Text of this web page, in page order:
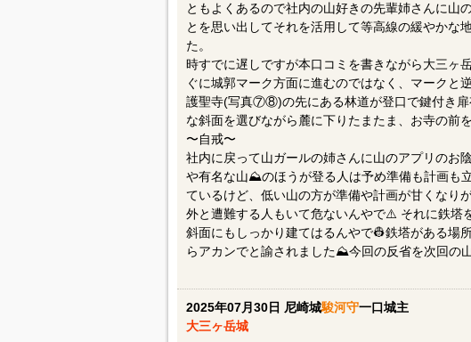
ともよくあるので社内の山好きの先輩姉さんに山
とを思い出してそれを活用して等高線の緩やかな
た。
時すでに遅しですが本口コミを書きながら大三ヶ
ぐに城郭マーク方面に進むのではなく、マークと
護聖寺(写真⑦⑧)の先にある林道が登口で鍵付き
な斜面を選びながら麓に下りたまたま、お寺の前
〜自戒〜
社内に戻って山ガールの姉さんに山のアプリのお
や有名な山⛰️のほうが登る人は予め準備も計画も
ているけど、低い山の方が準備や計画が甘くなり
外と遭難する人もいて危ないんやで⚠️ それに鉄塔
斜面にもしっかり建てはるんやで👷鉄塔がある場
らアカンでと諭されました⛰️今回の反省を次回の
2025年07月30日 尼崎城駿河守一口城主
大三ヶ岳城